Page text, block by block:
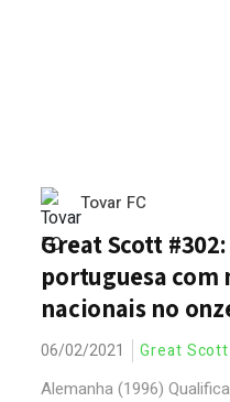
Tovar FC
Great Scott
portuguesa com
nacionais no
06/02/2021 Great Scott
Alemanha (1996)